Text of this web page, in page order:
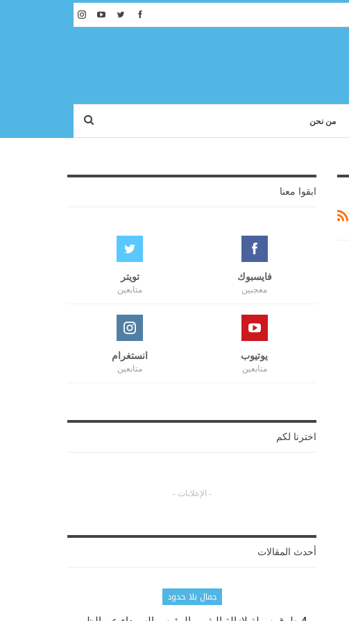
من نحن
ابقوا معنا
فايسبوك
معجبين
تويتر
متابعين
يوتيوب
متابعين
انستغرام
متابعين
اخترنا لكم
- الإعلانات -
أحدث المقالات
جمال بلا حدود